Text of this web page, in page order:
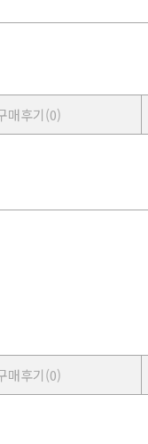
매후기(0)
매후기(0)